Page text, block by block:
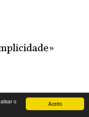
Aceito
o